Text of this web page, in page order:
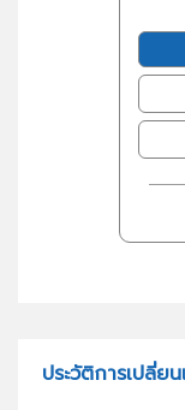
ประวัติการเปลี่ย